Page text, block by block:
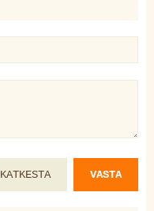
KATKESTA VASTA